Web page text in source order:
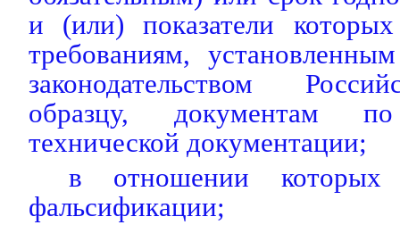
и (или) показатели
требованиям,
законодательством
образцу, документам по
технической документации;
в отношении которых
фальсификации;